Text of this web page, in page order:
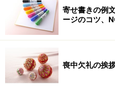
なぜ「やばい」「マジ」
まうのか
「マジ」の言い換え例
「やばい」の言い換え例
寄せ書きの例
ージのコツ、
喪中欠礼の挨